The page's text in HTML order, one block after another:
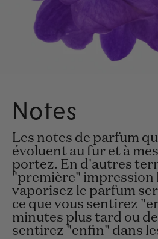
Notes
Les notes de parfum
évoluent au fur et à
portez. En d'autres
"première" impression
vaporisez le parfum
ce que vous sentirez
minutes plus tard ou
sentirez "enfin" dans